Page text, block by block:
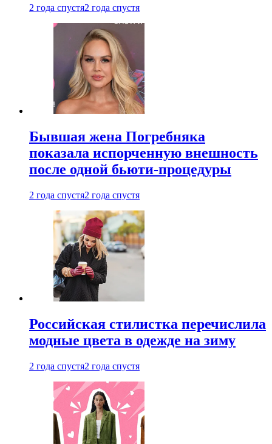
2 года спустя2 года спустя
Бывшая жена Погребняка
показала испорченную внешность
после одной бьюти-процедуры
2 года спустя2 года спустя
Российская стилистка перечислила
модные цвета в одежде на зиму
2 года спустя2 года спустя